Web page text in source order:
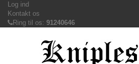
Log ind
Kontakt os
Ring til os: 91240646